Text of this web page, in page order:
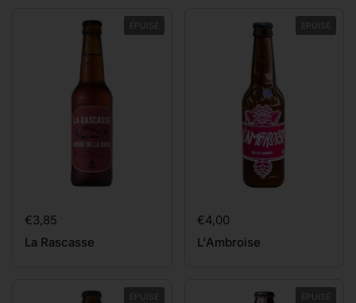
Prix:
€3,85
La Rascasse
ÉPUISÉ
Prix:
€4,00
L'Ambroise
ÉPUISÉ
ÉPUISÉ ÉPUISÉ